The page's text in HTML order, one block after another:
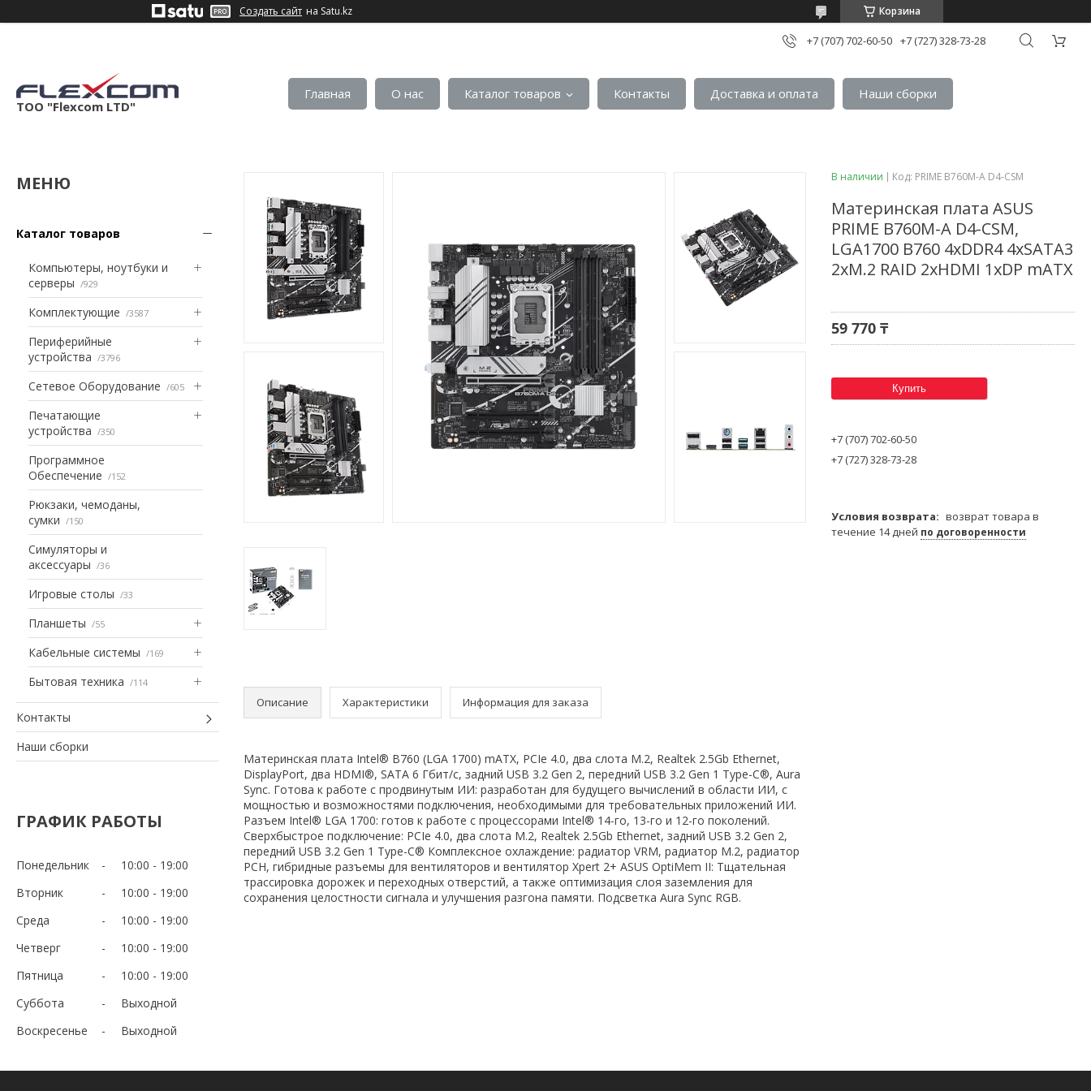
Создать сайт на Satu.kz Корзина
+7 (707) 702-60-50 +7 (727) 328-73-28
ТОО "Flexcom LTD"
Главная О нас Каталог товаров Контакты Доставка и оплата Наши сборки
Каталог товаров
Компьютеры, ноутбуки и
серверы
929
Комплектующие 3587
Периферийные
устройства
3796
Сетевое Оборудование 605
Печатающие
устройства
350
Программное
Обеспечение
152
Рюкзаки, чемоданы,
сумки
150
Симуляторы и
аксессуары
36
Игровые столы 33
Планшеты 55
Кабельные системы 169
Бытовая техника 114
Контакты
Наши сборки
ГРАФИК РАБОТЫ
Понедельник 10:00
19:00
Вторник
10:00
19:00
Среда
10:00
19:00
Четверг
10:00
19:00
Пятница
10:00
19:00
Суббота
Выходной
Воскресенье
Выходной
Описание Характеристики Информация для заказа
Материнская плата Intel® B760 (LGA 1700) mATX, PCIe 4.0, два слота M.2, Realtek 2.5Gb Ethernet,
DisplayPort, два HDMI®, SATA 6 Гбит/с, задний USB 3.2 Gen 2, передний USB 3.2 Gen 1 Type-C®, Aura
Sync. Готова к работе с продвинутым ИИ: разработан для будущего вычислений в области ИИ, с
мощностью и возможностями подключения, необходимыми для требовательных приложений ИИ.
Разъем Intel® LGA 1700: готов к работе с процессорами Intel® 14-го, 13-го и 12-го поколений.
Сверхбыстрое подключение: PCIe 4.0, два слота M.2, Realtek 2.5Gb Ethernet, задний USB 3.2 Gen 2,
передний USB 3.2 Gen 1 Type-C® Комплексное охлаждение: радиатор VRM, радиатор M.2, радиатор
PCH, гибридные разъемы для вентиляторов и вентилятор Xpert 2+ ASUS OptiMem II: Тщательная
трассировка дорожек и переходных отверстий, а также оптимизация слоя заземления для
сохранения целостности сигнала и улучшения разгона памяти. Подсветка Aura Sync RGB.
В наличии Код: PRIME B760M-A D4-CSM
Материнская плата ASUS
PRIME B760M-A D4-CSM,
LGA1700 B760 4xDDR4 4xSATA3
2xM.2 RAID 2xHDMI 1xDP mATX
59 770 ₸
Купить
+7 (707) 702-60-50
+7 (727) 328-73-28
возврат товара в
течение 14 дней по договоренности